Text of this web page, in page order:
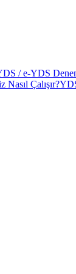
/ e-YDS
Çalışır?